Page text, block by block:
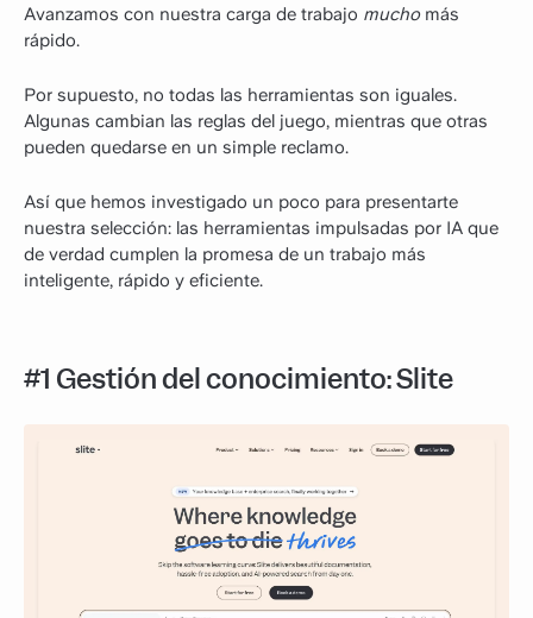
Avanzamos con nuestra carga de trabajo mucho más
rápido.
Por supuesto, no todas las herramientas son iguales.
Algunas cambian las reglas del juego, mientras que otras
pueden quedarse en un simple reclamo.
Así que hemos investigado un poco para presentarte
nuestra selección: las herramientas impulsadas por IA que
de verdad cumplen la promesa de un trabajo más
inteligente, rápido y eficiente.
#1 Gestión del conocimiento: Slite